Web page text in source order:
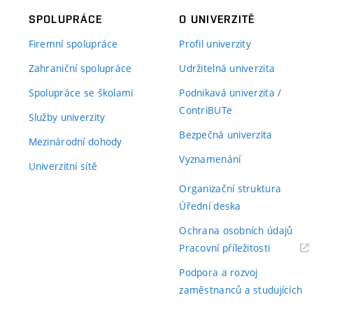
SPOLUPRÁCE
Firemní spolupráce
Zahraniční spolupráce
Spolupráce se školami
Služby univerzity
Mezinárodní dohody
Univerzitní sítě
O UNIVERZITĚ
Profil univerzity
Udržitelná univerzita
Podnikavá univerzita /
ContriBUTe
Bezpečná univerzita
Vyznamenání
Organizační struktura
Úřední deska
Ochrana osobních údajů
Pracovní příležitosti(externí
Podpora a rozvoj
zaměstnanců a studujících